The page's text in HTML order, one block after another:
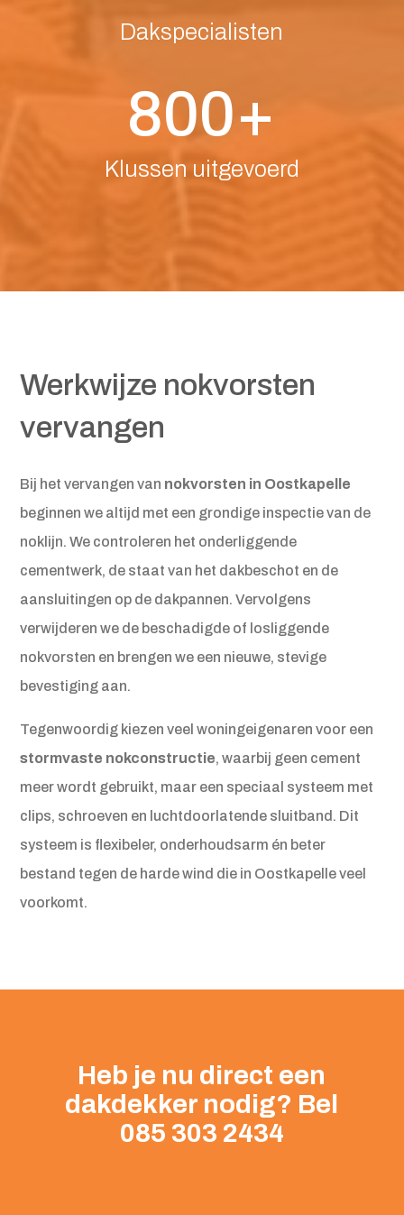
Dakspecialisten
800+
Klussen uitgevoerd
Werkwijze nokvorsten
vervangen
Bij het vervangen van nokvorsten in Oostkapelle
beginnen we altijd met een grondige inspectie van de
noklijn. We controleren het onderliggende
cementwerk, de staat van het dakbeschot en de
aansluitingen op de dakpannen. Vervolgens
verwijderen we de beschadigde of losliggende
nokvorsten en brengen we een nieuwe, stevige
bevestiging aan.
Tegenwoordig kiezen veel woningeigenaren voor een
stormvaste nokconstructie, waarbij geen cement
meer wordt gebruikt, maar een speciaal systeem met
clips, schroeven en luchtdoorlatende sluitband. Dit
systeem is flexibeler, onderhoudsarm én beter
bestand tegen de harde wind die in Oostkapelle veel
voorkomt.
Heb je nu direct een
dakdekker nodig? Bel
085 303 2434